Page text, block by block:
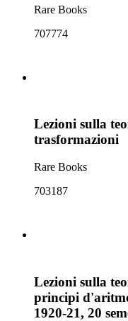
Rare Books
707774
Lezioni sulla
trasformazioni
Rare Books
703187
Lezioni sulla
principi
1920-21, 20